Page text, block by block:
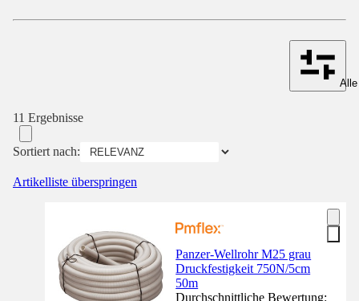
11 Ergebnisse
Sortiert nach:
Artikelliste überspringen
Panzer-Wellrohr M25 grau
Druckfestigkeit 750N/5cm
50m
Durchschnittliche Bewertung: